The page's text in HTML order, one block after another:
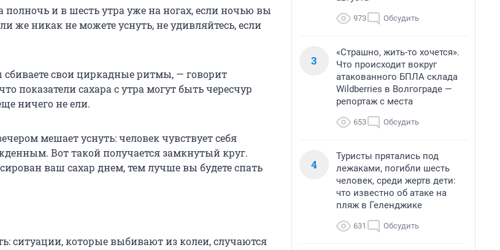
полночь и в шесть утра уже на ногах, если ночью вы
же никак не можете уснуть, не удивляйтесь, если
свои циркадные ритмы, — говорит
показатели сахара с утра могут быть чересчур
ничего не ели.
мешает уснуть: человек чувствует себя
Вот такой получается замкнутый круг.
ваш сахар днем, тем лучше вы будете спать
ситуации, которые выбивают из колеи, случаются
973 Обсудить
3
«Страшно, жить-то хочется».
Что происходит вокруг
атакованного БПЛА склада
Wildberries в Волгограде —
репортаж с места
653 Обсудить
4
Туристы прятались под
лежаками, погибли шесть
человек, среди жертв дети:
что известно об атаке на
пляж в Геленджике
631 Обсудить